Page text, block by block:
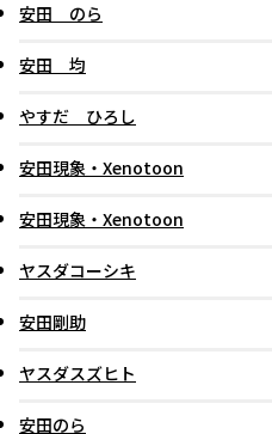
安田 のら
安田 均
やすだ ひろし
安田現象・Xenotoon
安田現象・Xenotoon
ヤスダコーシキ
安田剛助
ヤスダスズヒト
安田のら